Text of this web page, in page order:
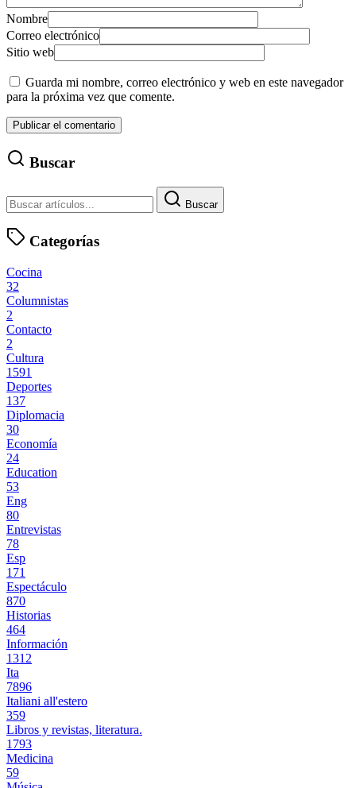
Nombre
Correo electrónico
Sitio web
Guarda mi nombre, correo electrónico y web en este navegador
para la próxima vez que comente.
Buscar
Buscar
Categorías
Cocina
32
Columnistas
2
Contacto
2
Cultura
1591
Deportes
137
Diplomacia
30
Economía
24
Education
53
Eng
80
Entrevistas
78
Esp
171
Espectáculo
870
Historias
464
Información
1312
Ita
7896
Italiani all'estero
359
Libros y revistas, literatura.
1793
Medicina
59